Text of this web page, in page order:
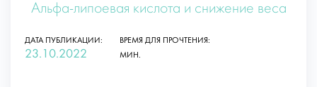
Альфа-липоевая кислота и снижение веса
ДАТА ПУБЛИКАЦИИ:
23.10.2022
ВРЕМЯ ДЛЯ ПРОЧТЕНИЯ:
МИН.